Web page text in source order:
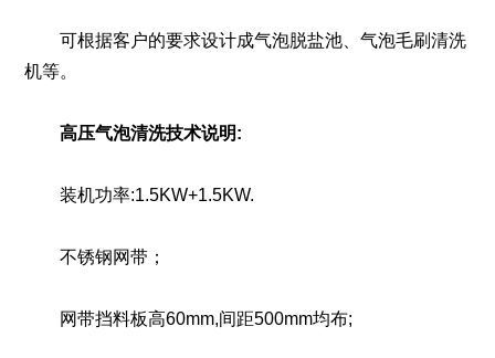
可根据客户的要求设计成气泡脱盐池、气泡毛刷清洗
机等。
高压气泡清洗技术说明:
装机功率:1.5KW+1.5KW.
不锈钢网带；
网带挡料板高60mm,间距500mm均布;